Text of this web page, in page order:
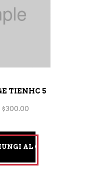
TIENHC 5
$300.00
AL CARRELLO